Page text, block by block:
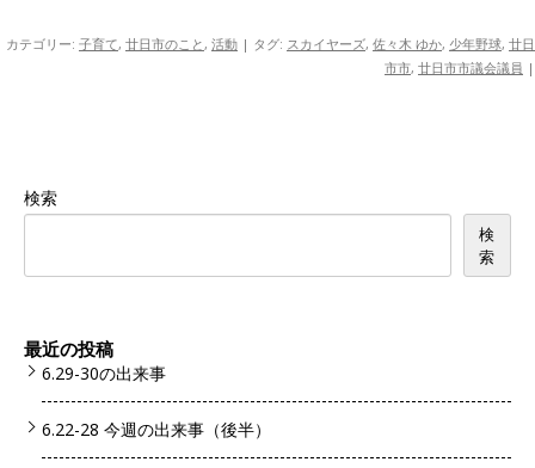
カテゴリー: 子育て, 廿日市のこと, 活動 | タグ: スカイヤーズ, 佐々木 ゆか, 少年野球, 廿日
市市, 廿日市市議会議員 |
検索
検
索
最近の投稿
6.29-30の出来事
6.22-28 今週の出来事（後半）